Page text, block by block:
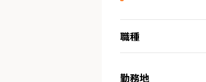
職種
勤務地